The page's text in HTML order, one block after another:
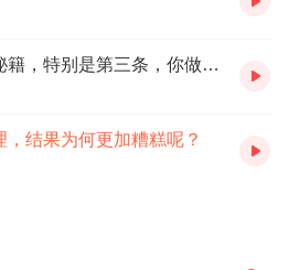
10这才是你的终极挽回秘籍，特别是第三条，你做到了吗？
结果为何更加糟糕呢？